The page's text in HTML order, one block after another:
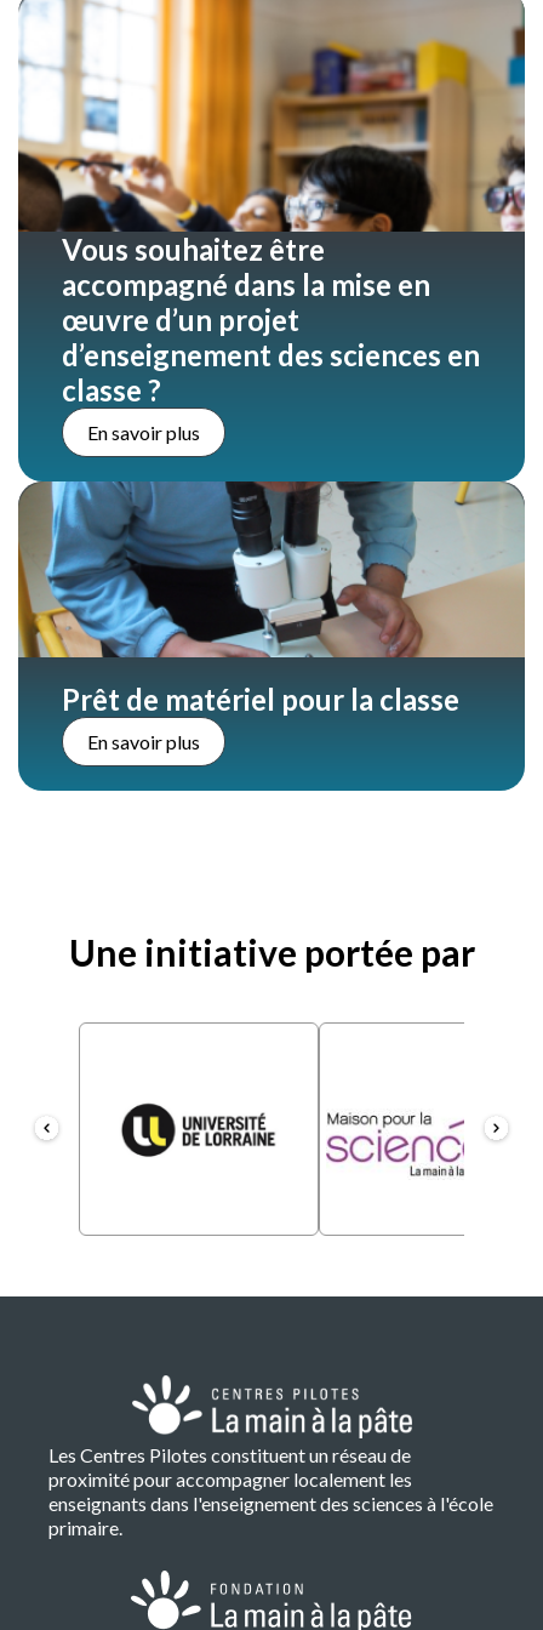
Vous souhaitez être
accompagné dans la mise en
œuvre d’un projet
d’enseignement des sciences en
classe ?
En savoir plus
Prêt de matériel pour la classe
En savoir plus
Une initiative portée par
Les Centres Pilotes constituent un réseau de
proximité pour accompagner localement les
enseignants dans l'enseignement des sciences à l'école
primaire.